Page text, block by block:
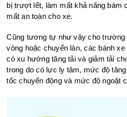
bị trượt lết, làm mất khả năng bám
mất an toàn cho xe.
Cũng tương tự như vậy cho trường
vòng hoặc chuyển làn, các bánh
có xu hướng tăng tải và giảm tải
trong do có lực ly tâm, mức độ
tốc chuyển động và mức độ ngoặt